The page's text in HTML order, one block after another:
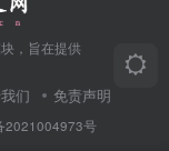
，旨在提供
们 免责声明
2021004973号